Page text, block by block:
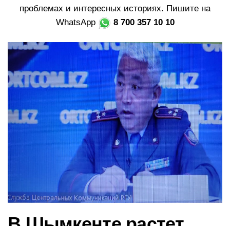
в
и
ю
проблемах и интересных историях. Пишите на
WhatsApp
8 700 357 10 10